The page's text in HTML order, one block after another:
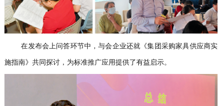
在发布会上问答环节中，与会企业还就《集团采购家具供应商实
施指南》共同探讨，为标准推广应用提供了有益启示。